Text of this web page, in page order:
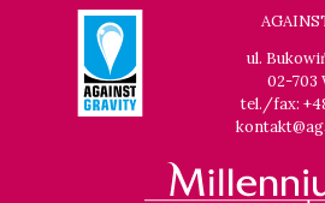
ul.
02-703
tel./fax: